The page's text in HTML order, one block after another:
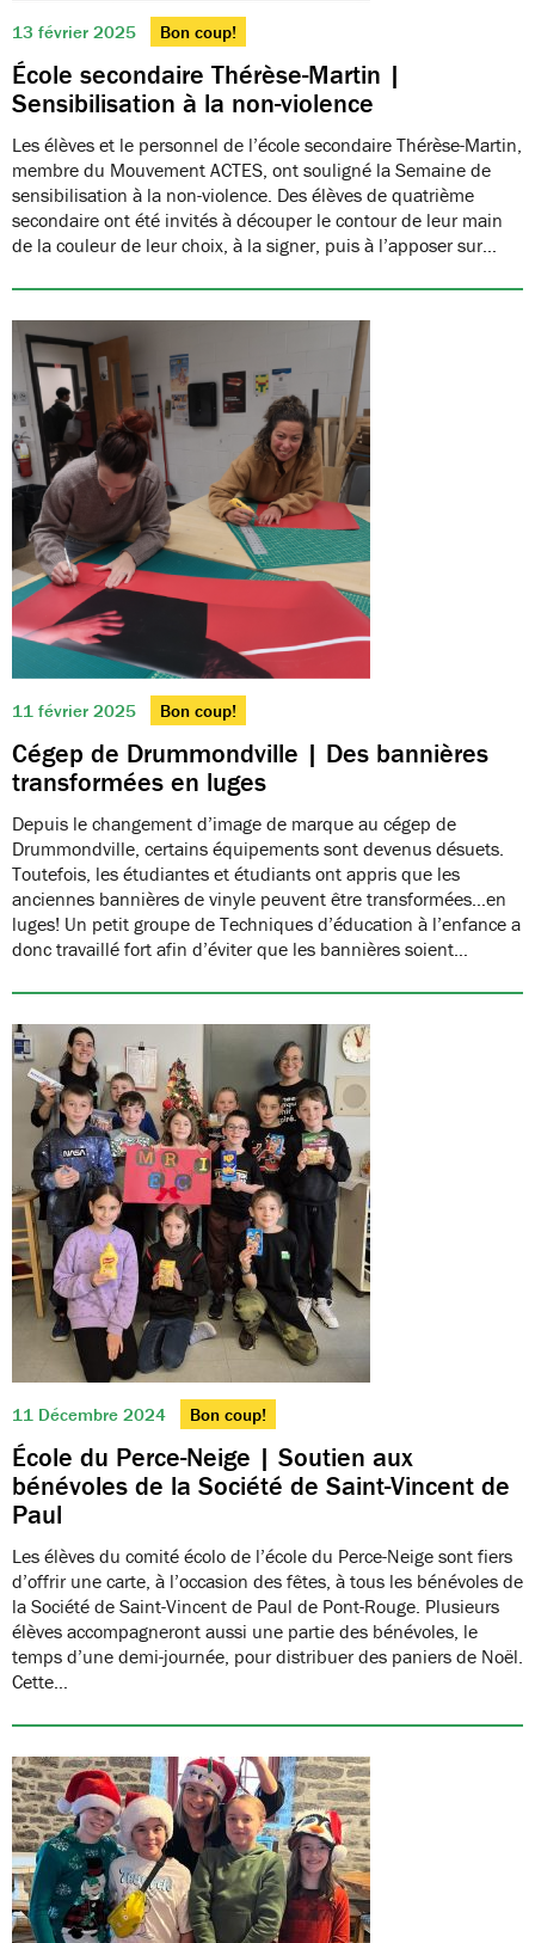
13 février 2025 Bon coup!
École secondaire Thérèse-Martin |
Sensibilisation à la non-violence
Les élèves et le personnel de l’école secondaire Thérèse-Martin,
membre du Mouvement ACTES, ont souligné la Semaine de
sensibilisation à la non-violence. Des élèves de quatrième
secondaire ont été invités à découper le contour de leur main
de la couleur de leur choix, à la signer, puis à l’apposer sur…
11 février 2025 Bon coup!
Cégep de Drummondville | Des bannières
transformées en luges
Depuis le changement d’image de marque au cégep de
Drummondville, certains équipements sont devenus désuets.
Toutefois, les étudiantes et étudiants ont appris que les
anciennes bannières de vinyle peuvent être transformées…en
luges! Un petit groupe de Techniques d’éducation à l’enfance a
donc travaillé fort afin d’éviter que les bannières soient…
11 Décembre 2024 Bon coup!
École du Perce-Neige | Soutien aux
bénévoles de la Société de Saint-Vincent de
Paul
Les élèves du comité écolo de l’école du Perce-Neige sont fiers
d’offrir une carte, à l’occasion des fêtes, à tous les bénévoles de
la Société de Saint-Vincent de Paul de Pont-Rouge. Plusieurs
élèves accompagneront aussi une partie des bénévoles, le
temps d’une demi-journée, pour distribuer des paniers de Noël.
Cette…